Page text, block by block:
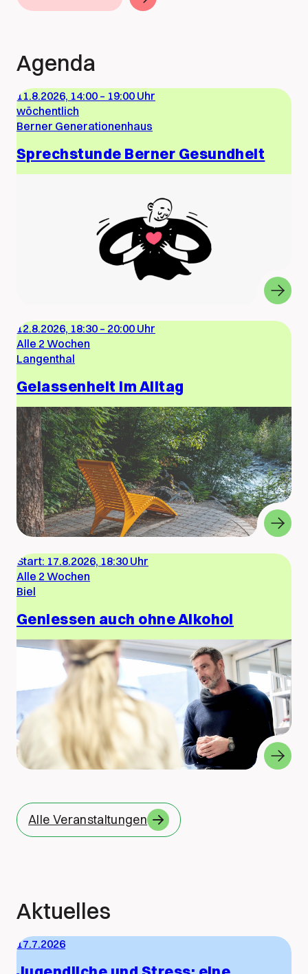
Agenda
11.8.2026, 14:00 – 19:00 Uhr
wöchentlich
Berner Generationenhaus
Sprechstunde Berner Gesundheit
12.8.2026, 18:30 – 20:00 Uhr
Alle 2 Wochen
Langenthal
Gelassenheit im Alltag
Start: 17.8.2026, 18:30 Uhr
Alle 2 Wochen
Biel
Geniessen auch ohne Alkohol
Alle Veranstaltungen
Aktuelles
17.7.2026